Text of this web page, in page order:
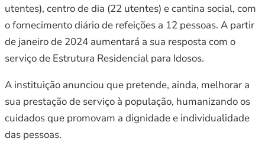
utentes), centro de dia (22 utentes) e cantina social, com
o fornecimento diário de refeições a 12 pessoas. A partir
de janeiro de 2024 aumentará a sua resposta com o
serviço de Estrutura Residencial para Idosos.
A instituição anunciou que pretende, ainda, melhorar a
sua prestação de serviço à população, humanizando os
cuidados que promovam a dignidade e individualidade
das pessoas.